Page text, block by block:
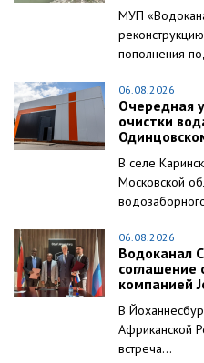
МУП
пополнения
06.08.2026
Очередная
очистки
В селе
Московской
06.08.2026
Водоканал
соглашение
компанией
В
Африканской
встреча...